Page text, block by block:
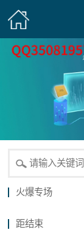
火爆专场
距结束